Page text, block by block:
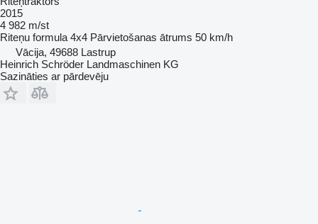
2015
4 982 m/st
Riteņu formula 4x4 Pārvietošanas ātrums 50 km/h
Vācija, 49688 Lastrup
Heinrich Schröder Landmaschinen KG
Sazināties ar pārdevēju